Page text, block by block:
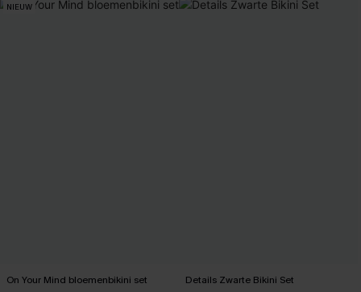
NIEUW
On Your Mind bloemenbikini set Details Zwarte Bikini Set